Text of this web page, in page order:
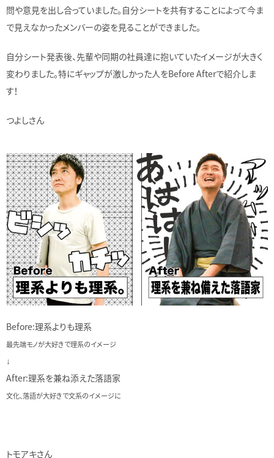
問や意見を出し合っていました。自分シートを共有することによって今ま
で見えなかったメンバーの姿を見ることができました。
自分シート発表後、先輩や同期の社員達に抱いていたイメージが大きく
変わりました。特にギャップが激しかった人をBefore Afterで紹介しま
す！
つよしさん
Before:理系よりも理系
最先端モノが大好きで理系のイメージ
↓
After:理系を兼ね添えた落語家
文化、落語が大好きで文系のイメージに
トモアキさん